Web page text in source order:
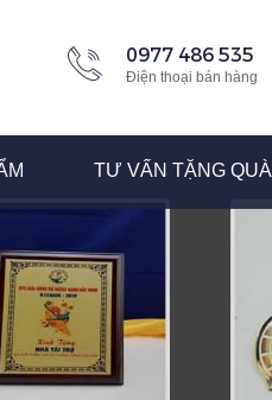
0977 486 535
Điện thoại bán hàng
TƯ VẤN TẶNG QUÀ